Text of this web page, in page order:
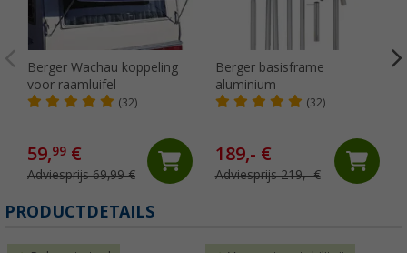
Berger Wachau koppeling
voor raamluifel
(32)
59,99 €
Adviesprijs 69,99 €
Berger basisframe
aluminium
(32)
189,- €
Adviesprijs 219,- €
PRODUCTDETAILS